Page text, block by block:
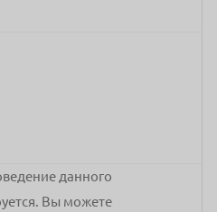
данного
Вы можете